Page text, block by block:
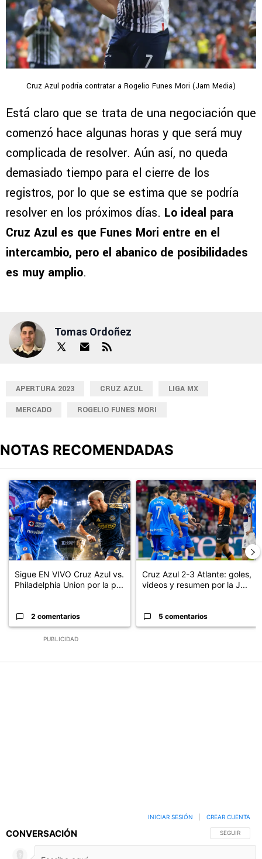
Cruz Azul podría contratar a Rogelio Funes Mori (Jam Media)
Está claro que se trata de una negociación que
comenzó hace algunas horas y que será muy
complicada de resolver. Aún así, no queda
demasiado tiempo para el cierre de los
registros, por lo que se estima que se podría
resolver en los próximos días. Lo ideal para
Cruz Azul es que Funes Mori entre en el
intercambio, pero el abanico de posibilidades
es muy amplio.
Tomas Ordoñez
APERTURA 2023 CRUZ AZUL
LIGA MX
MERCADO
ROGELIO FUNES MORI
NOTAS RECOMENDADAS
PUBLICIDAD
Un artículo de tendencia con el título "Sigue EN VIVO Cruz Azul
Sigue EN VIVO Cruz Azul vs.
Philadelphia Union por la p...
2 comentarios
Un artículo de tendencia con el
Cruz Azul 2-3 Atlante: goles,
videos y resumen por la J...
5 comentarios
CONVERSACIÓN SIGA ESTA
SEGUIR
INICIAR SESIÓN CREAR CUENTA